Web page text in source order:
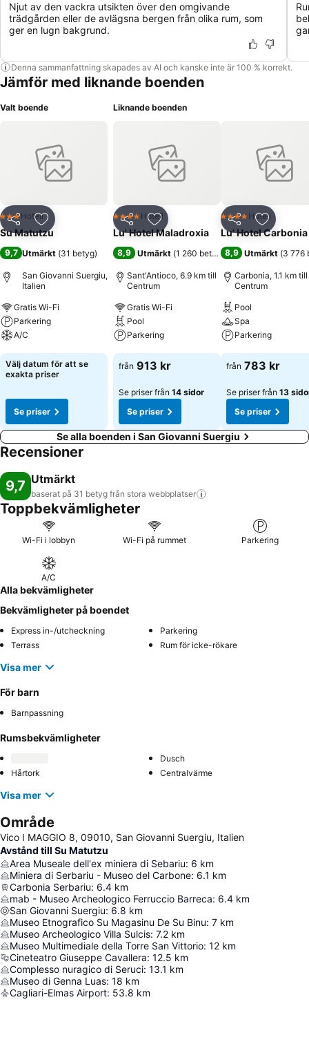
Njut av den vackra utsikten över den omgivande
trädgården eller de avlägsna bergen från olika rum, som
ger en lugn bakgrund.
Denna sammanfattning skapades av AI och kanske inte är 100 % korrekt.
Jämför med liknande boenden
Valt boende
Dela Lägg till i Mina Favoriter
3 Stjärnor
Hotell
Su Matutzu
9,7 Utmärkt (31 betyg)
San Giovanni Suergiu,
Italien
Gratis Wi-Fi
Parkering
A/C
Se priser
Välj datum för att se
exakta priser
Se priser
Liknande boenden
Dela Lägg till i Mina Favoriter
4 StjärnorHotell
Lu' Hotel Maladroxia
8,9 Utmärkt (1 260 betyg)
Sant'Antioco, 6.9 km till
Centrum
Gratis Wi-Fi
Pool
Parkering
Se priser
från 913 kr
Se priser från 14 sidor
Se priser
Dela Lägg till
4 StjärnorHotell
Lu' Hotel Carbonia
8,9 Utmärkt (3 776
Carbonia, 1.1 km till
Centrum
Pool
Spa
Parkering
Se priser
från 783 kr
Se priser från 13
Se priser
Se alla boenden i San Giovanni Suergiu
Recensioner
9,7 Utmärkt
baserat på 31 betyg från stora webbplatser
Toppbekvämligheter
Wi-Fi i lobbyn Wi-Fi på rummet Parkering
A/C
Alla bekvämligheter
Bekvämligheter på boendet
Express in-/utcheckning
Parkering
Terrass
Rum för icke-rökare
Visa mer
För barn
Barnpassning
Rumsbekvämligheter
Dusch
Hårtork
Centralvärme
Visa mer
Område
Vico I MAGGIO 8, 09010, San Giovanni Suergiu, Italien
Avstånd till Su Matutzu
Area Museale dell'ex miniera di Sebariu: 6 km
Miniera di Serbariu - Museo del Carbone: 6.1 km
Carbonia Serbariu: 6.4 km
mab - Museo Archeologico Ferruccio Barreca: 6.4 km
San Giovanni Suergiu: 6.8 km
Museo Etnografico Su Magasinu De Su Binu: 7 km
Museo Archeologico Villa Sulcis: 7.2 km
Museo Multimediale della Torre San Vittorio: 12 km
Cineteatro Giuseppe Cavallera: 12.5 km
Complesso nuragico di Seruci: 13.1 km
Museo di Genna Luas: 18 km
Cagliari-Elmas Airport: 53.8 km